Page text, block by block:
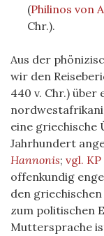
(Philinos von
Chr.).
Aus der
wir den
440 v. Chr.)
eine griechische
Jahrhundert
Hannonis; vgl. KP
offenkundig
den
zum politischen
Muttersprache